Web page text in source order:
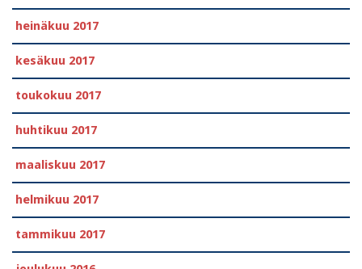
heinäkuu 2017
kesäkuu 2017
toukokuu 2017
huhtikuu 2017
maaliskuu 2017
helmikuu 2017
tammikuu 2017